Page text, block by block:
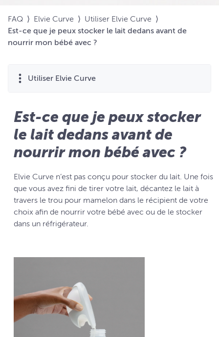
FAQ ⟩ Elvie Curve ⟩ Utiliser Elvie Curve ⟩
Est-ce que je peux stocker le lait dedans avant de
nourrir mon bébé avec ?
Utiliser Elvie Curve
Est-ce que je peux stocker
le lait dedans avant de
nourrir mon bébé avec ?
Elvie Curve n’est pas conçu pour stocker du lait. Une fois
que vous avez fini de tirer votre lait, décantez le lait à
travers le trou pour mamelon dans le récipient de votre
choix afin de nourrir votre bébé avec ou de le stocker
dans un réfrigérateur.